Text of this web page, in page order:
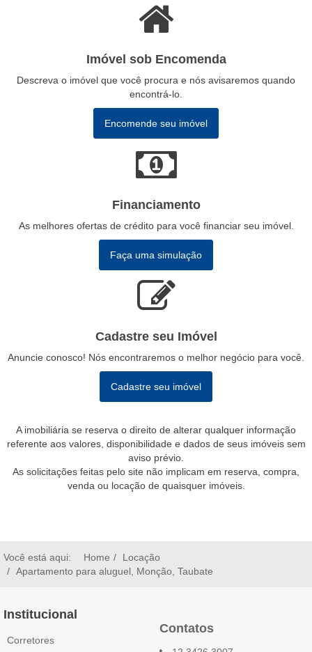
Imóvel sob Encomenda
Descreva o imóvel que você procura e nós avisaremos quando
encontrá-lo.
Encomende seu imóvel
Financiamento
As melhores ofertas de crédito para você financiar seu imóvel.
Faça uma simulação
Cadastre seu Imóvel
Anuncie conosco! Nós encontraremos o melhor negócio para você.
Cadastre seu imóvel
A imobiliária se reserva o direito de alterar qualquer informação
referente aos valores, disponibilidade e dados de seus imóveis sem
aviso prévio.
As solicitações feitas pelo site não implicam em reserva, compra,
venda ou locação de quaisquer imóveis.
Você está aqui: Home
Locação
Apartamento para aluguel, Monção, Taubate
Institucional
Corretores
Contatos